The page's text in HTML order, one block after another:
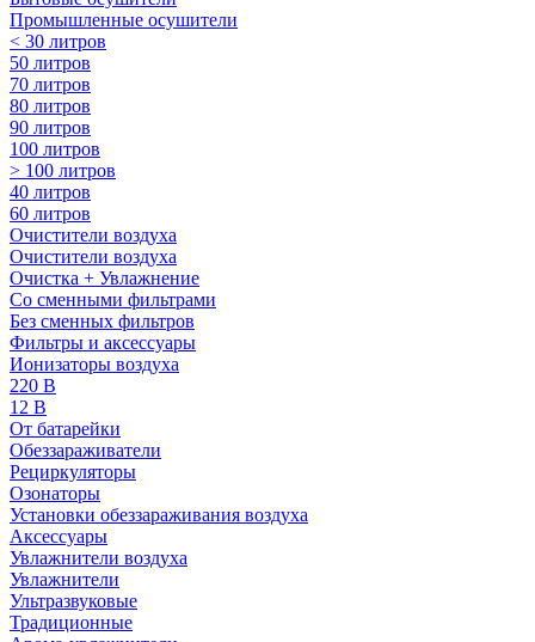
Промышленные осушители
< 30 литров
50 литров
70 литров
80 литров
90 литров
100 литров
> 100 литров
40 литров
60 литров
Очистители воздуха
Очистители воздуха
Очистка + Увлажнение
Cо сменными фильтрами
Без сменных фильтров
Фильтры и аксессуары
Ионизаторы воздуха
220 В
12 В
От батарейки
Обеззараживатели
Рециркуляторы
Озонаторы
Установки обеззараживания воздуха
Аксессуары
Увлажнители воздуха
Увлажнители
Ультразвуковые
Традиционные